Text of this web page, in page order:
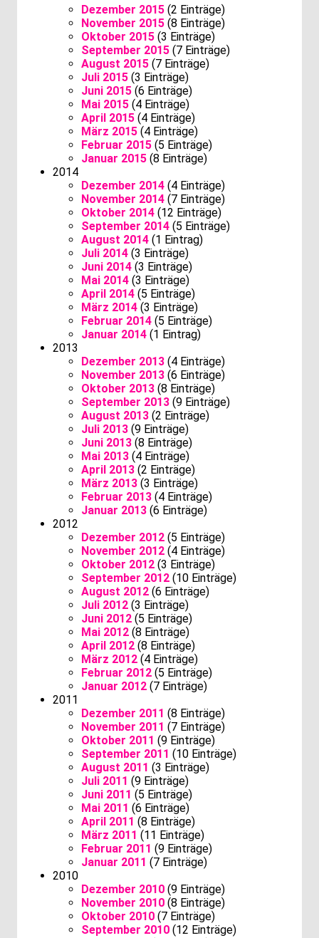
Dezember 2015 (2 Einträge)
November 2015 (8 Einträge)
Oktober 2015 (3 Einträge)
September 2015 (7 Einträge)
August 2015 (7 Einträge)
Juli 2015 (3 Einträge)
Juni 2015 (6 Einträge)
Mai 2015 (4 Einträge)
April 2015 (4 Einträge)
März 2015 (4 Einträge)
Februar 2015 (5 Einträge)
Januar 2015 (8 Einträge)
2014
Dezember 2014 (4 Einträge)
November 2014 (7 Einträge)
Oktober 2014 (12 Einträge)
September 2014 (5 Einträge)
August 2014 (1 Eintrag)
Juli 2014 (3 Einträge)
Juni 2014 (3 Einträge)
Mai 2014 (3 Einträge)
April 2014 (5 Einträge)
März 2014 (3 Einträge)
Februar 2014 (5 Einträge)
Januar 2014 (1 Eintrag)
2013
Dezember 2013 (4 Einträge)
November 2013 (6 Einträge)
Oktober 2013 (8 Einträge)
September 2013 (9 Einträge)
August 2013 (2 Einträge)
Juli 2013 (9 Einträge)
Juni 2013 (8 Einträge)
Mai 2013 (4 Einträge)
April 2013 (2 Einträge)
März 2013 (3 Einträge)
Februar 2013 (4 Einträge)
Januar 2013 (6 Einträge)
2012
Dezember 2012 (5 Einträge)
November 2012 (4 Einträge)
Oktober 2012 (3 Einträge)
September 2012 (10 Einträge)
August 2012 (6 Einträge)
Juli 2012 (3 Einträge)
Juni 2012 (5 Einträge)
Mai 2012 (8 Einträge)
April 2012 (8 Einträge)
März 2012 (4 Einträge)
Februar 2012 (5 Einträge)
Januar 2012 (7 Einträge)
2011
Dezember 2011 (8 Einträge)
November 2011 (7 Einträge)
Oktober 2011 (9 Einträge)
September 2011 (10 Einträge)
August 2011 (3 Einträge)
Juli 2011 (9 Einträge)
Juni 2011 (5 Einträge)
Mai 2011 (6 Einträge)
April 2011 (8 Einträge)
März 2011 (11 Einträge)
Februar 2011 (9 Einträge)
Januar 2011 (7 Einträge)
2010
Dezember 2010 (9 Einträge)
November 2010 (8 Einträge)
Oktober 2010 (7 Einträge)
September 2010 (12 Einträge)